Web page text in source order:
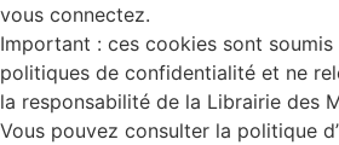
vous connectez.
Important : ces cookies sont
politiques de confidentialité et ne
la responsabilité de la Librairie des
Vous pouvez consulter la politique